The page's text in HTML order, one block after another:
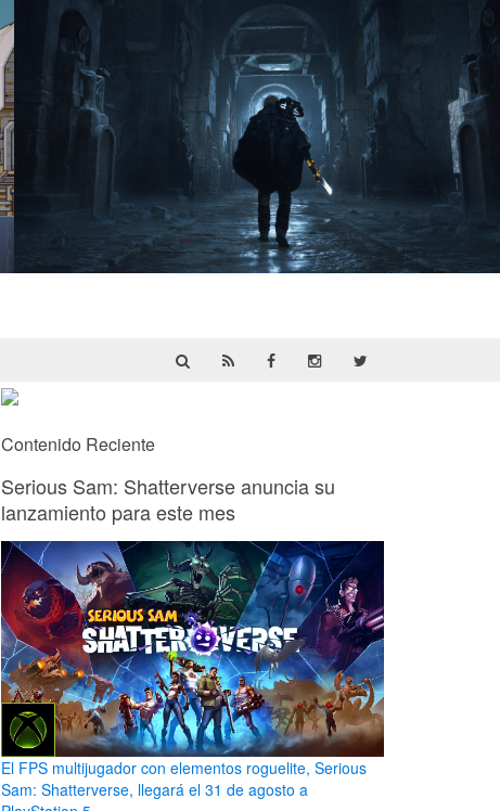
Contenido Reciente
Serious Sam: Shatterverse anuncia su
lanzamiento para este mes
El FPS multijugador con elementos roguelite, Serious
Sam: Shatterverse, llegará el 31 de agosto a